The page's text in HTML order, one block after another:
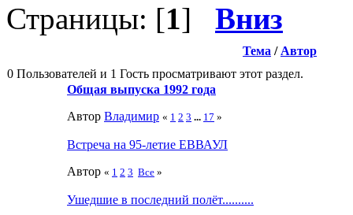
Страницы: [1] Вниз
Тема / Автор
0 Пользователей и 1 Гость просматривают этот раздел.
Общая выпуска 1992 года
Автор Влaдимир « 1 2 3 ... 17 »
Встреча на 95-летие ЕВВАУЛ
Автор « 1 2 3 Все »
Ушедшие в последний полёт..........